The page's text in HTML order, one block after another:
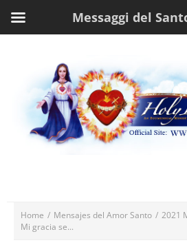
Home / Mensajes del Amor Santo / 2021
Mi gracia se...
Messaggi del